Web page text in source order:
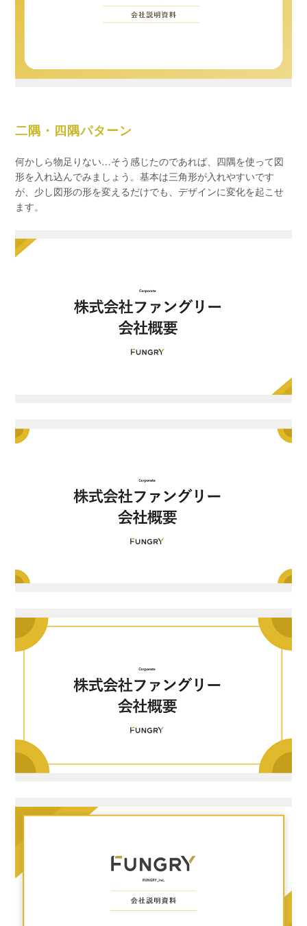
二隅・四隅パターン
何かしら物足りない…そう感じたのであれば、四隅を使って図
形を入れ込んでみましょう。基本は三角形が入れやすいです
が、少し図形の形を変えるだけでも、デザインに変化を起こせ
ます。